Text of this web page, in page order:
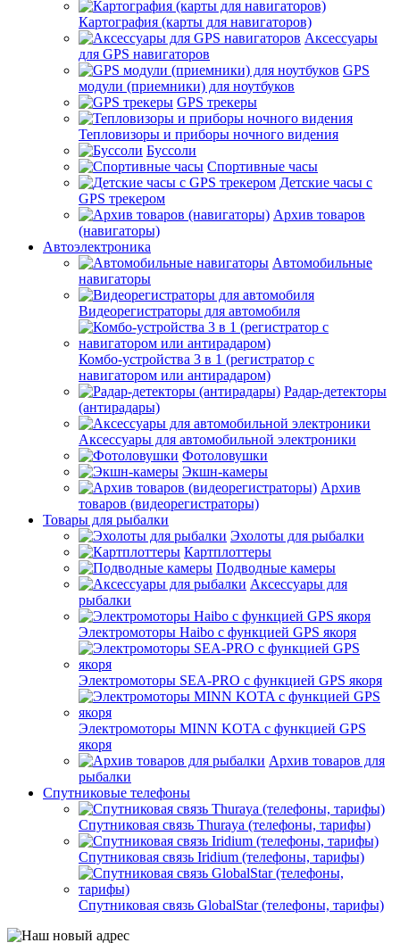
Картография (карты для навигаторов)
Аксессуары
для GPS навигаторов
GPS
модули (приемники) для ноутбуков
GPS трекеры
Тепловизоры и приборы ночного видения
Буссоли
Спортивные часы
Детские часы с
GPS трекером
Архив товаров
(навигаторы)
Автоэлектроника
Автомобильные
навигаторы
Видеорегистраторы для автомобиля
Комбо-устройства 3 в 1 (регистратор с
навигатором или антирадаром)
Радар-детекторы
(антирадары)
Аксессуары для автомобильной электроники
Фотоловушки
Экшн-камеры
Архив
товаров (видеорегистраторы)
Товары для рыбалки
Эхолоты для рыбалки
Картплоттеры
Подводные камеры
Аксессуары для
рыбалки
Электромоторы Haibo с функцией GPS якоря
Электромоторы SEA-PRO с функцией GPS якоря
Электромоторы MINN KOTA с функцией GPS
якоря
Архив товаров для
рыбалки
Спутниковые телефоны
Спутниковая связь Thuraya (телефоны, тарифы)
Спутниковая связь Iridium (телефоны, тарифы)
Спутниковая связь GlobalStar (телефоны, тарифы)